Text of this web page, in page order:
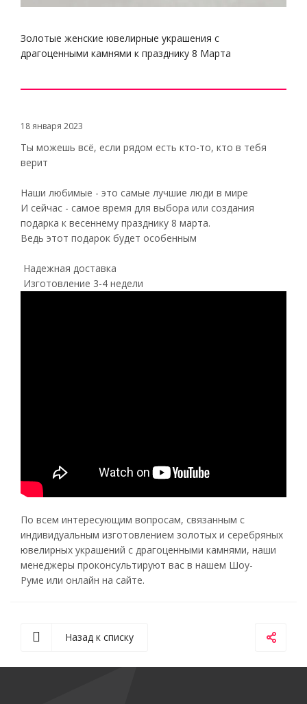
Золотые женские ювелирные украшения с
драгоценными камнями к празднику 8 Марта
18 января 2023
Ты можешь всё, если рядом есть кто-то, кто в тебя
верит
Наши любимые - это самые лучшие люди в мире
И сейчас - самое время для выбора или создания
подарка к весеннему празднику 8 марта.
Ведь этот подарок будет особенным
Надежная доставка
Изготовление 3-4 недели
По всем интересующим вопросам, связанным с
индивидуальным изготовлением золотых и серебряных
ювелирных украшений с драгоценными камнями, наши
менеджеры проконсультируют вас в нашем Шоу-
Руме или онлайн на сайте.
Назад к списку